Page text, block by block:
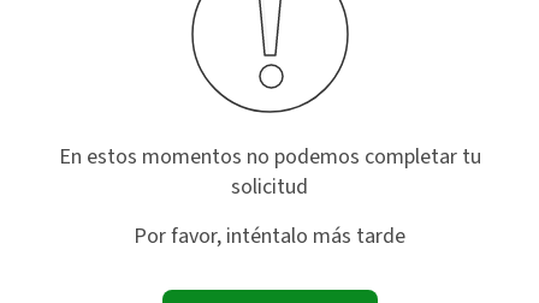
En estos momentos no podemos completar tu
solicitud
Por favor, inténtalo más tarde